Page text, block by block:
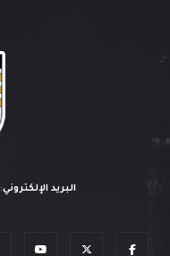
البريد الإلكتروني: